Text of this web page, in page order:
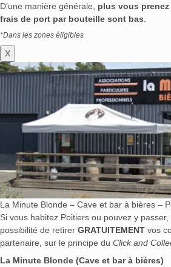
D’une manière générale, plus vous
frais de port par bouteille sont bas
*Dans les zones éligibles
X
La Minute Blonde – Cave et bar à bières –
Si vous habitez Poitiers ou pouvez y
possibilité de retirer GRATUITEMENT vos
partenaire, sur le principe du Click and
La Minute Blonde (Cave et bar à bières)